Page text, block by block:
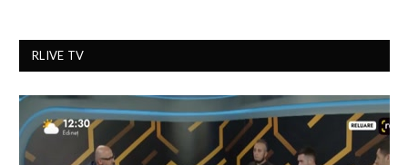
RLIVE TV